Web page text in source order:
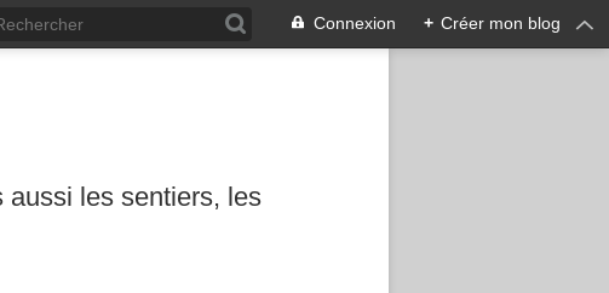
Connexion + Créer mon blog
aussi les sentiers, les